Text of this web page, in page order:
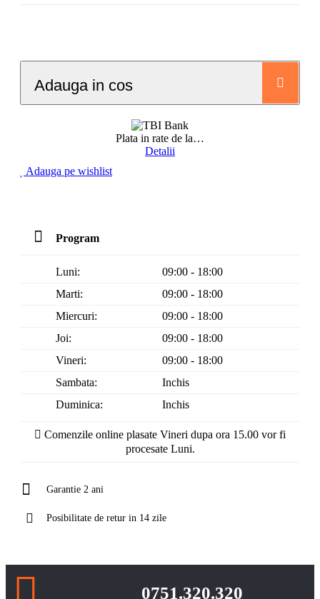
Adauga in cos
Plata in rate de la…
Detalii
Adauga pe wishlist
Program
Luni:
09:00 - 18:00
Marti:
09:00 - 18:00
Miercuri:
09:00 - 18:00
Joi:
09:00 - 18:00
Vineri:
09:00 - 18:00
Sambata:
Inchis
Duminica:
Inchis
Comenzile online plasate Vineri dupa ora 15.00 vor fi
procesate Luni.
Garantie 2 ani
Posibilitate de retur in 14 zile
0751.320.320